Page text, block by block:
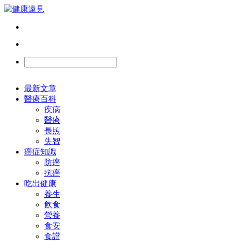
最新文章
醫療百科
疾病
醫療
長照
失智
癌症知識
防癌
抗癌
吃出健康
養生
飲食
營養
食安
食譜